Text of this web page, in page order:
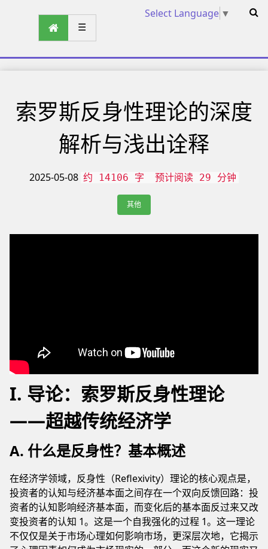
Select Language ▼
☰
索罗斯反身性理论的深度
解析与浅出诠释
2025-05-08 约 14106 字 预计阅读 29 分钟
其他
I. 导论：索罗斯反身性理论
——超越传统经济学
A. 什么是反身性？基本概述
在经济学领域，反身性（Reflexivity）理论的核心观点是，
投资者的认知与经济基本面之间存在一个双向反馈回路：投
资者的认知影响经济基本面，而变化后的基本面反过来又改
变投资者的认知 1。这是一个自我强化的过程 1。这一理论
不仅仅是关于市场心理如何影响市场，更深层次地，它揭示